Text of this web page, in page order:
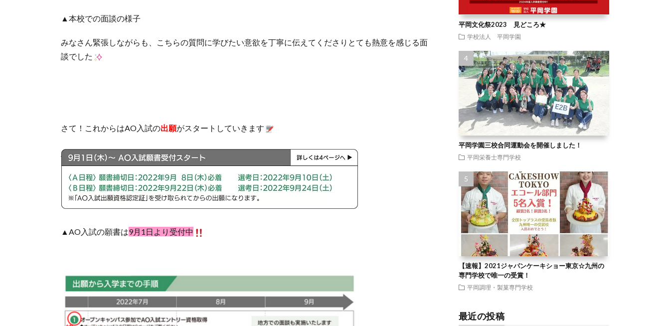
▲本校での面談の様子
みなさん緊張しながらも、こちらの質問に学びたい意欲を丁寧に伝えてくださりとても熱意を感じる面
談でした
さて！これからはAO入試の出願がスタートしていきます
▲AO入試の願書は9月1日より受付中
平岡文化祭2023 見どころ★
学校法人 平岡学園
平岡学園三校合同運動会を開催しました！
平岡栄養士専門学校
【速報】2021ジャパンケーキショー東京☆九州の
専門学校で唯一の受賞！
平岡調理・製菓専門学校
最近の投稿